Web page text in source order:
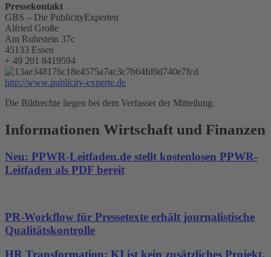
Pressekontakt
GBS – Die PublicityExperten
Alfried Große
Am Ruhrstein 37c
45133 Essen
+ 49 201 8419594
http://www.publicity-experte.de
Die Bildrechte liegen bei dem Verfasser der Mitteilung.
Informationen Wirtschaft und Finanzen
Neu: PPWR-Leitfaden.de stellt kostenlosen PPWR-
Leitfaden als PDF bereit
PR-Workflow für Pressetexte erhält journalistische
Qualitätskontrolle